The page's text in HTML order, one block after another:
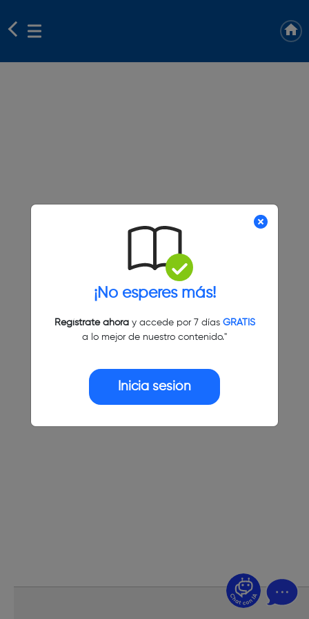
¡No esperes más!
Regístrate ahoray accede por 7 días GRATIS
a lo mejor de nuestro contenido."
Inicia sesión